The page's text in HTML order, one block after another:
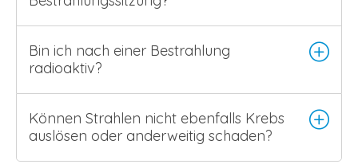
Bin ich nach einer Bestrahlung
radioaktiv?
Können Strahlen nicht ebenfalls Krebs
auslösen oder anderweitig schaden?